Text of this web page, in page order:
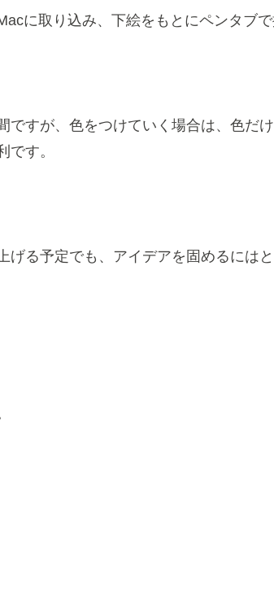
に取り込み、下絵をもとにペンタブで
ですが、色をつけていく場合は、色だ
です。
げる予定でも、アイデアを固めるにはと